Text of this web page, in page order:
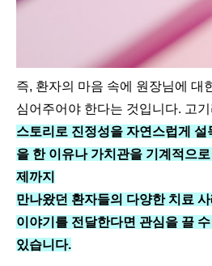
즉, 환자의 마음 속에 원장님에 대
심어주어야 한다는 것입니다. 고
스토리로 진정성을 자연스럽게 설
을 한 이유나 가치관을 기계적으
제까지
만나왔던 환자들의 다양한 치료
이야기를 전달한다면 관심을 끌
있습니다.